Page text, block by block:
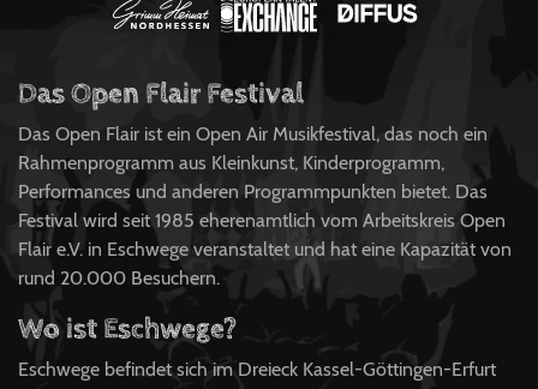
Das Open Flair Festival
Das Open Flair ist ein Open Air Musikfestival, das noch ein
Rahmenprogramm aus Kleinkunst, Kinderprogramm,
Performances und anderen Programmpunkten bietet. Das
Festival wird seit 1985 eherenamtlich vom Arbeitskreis Open
Flair e.V. in Eschwege veranstaltet und hat eine Kapazität von
rund 20.000 Besuchern.
Wo ist Eschwege?
Eschwege befindet sich im Dreieck Kassel-Göttingen-Erfurt